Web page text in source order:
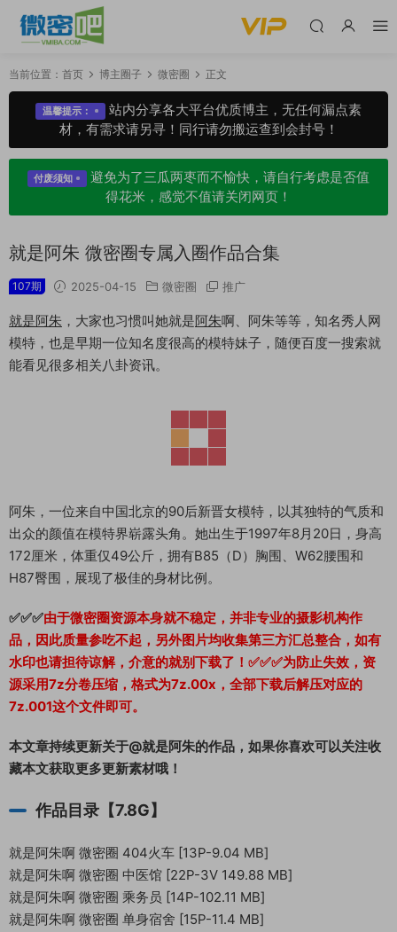
当前位置： 首页 博主圈子 微密圈 正文
温馨提示：
站内分享各大平台优质博主，无任何漏点素
材，有需求请另寻！同行请勿搬运查到会封号！
付废须知
避免为了三瓜两枣而不愉快，请自行考虑是否值
得花米，感觉不值请关闭网页！
就是阿朱 微密圈专属入圈作品合集
107期 2025-04-15 微密圈 推广
就是阿朱 ，大家也习惯叫她就是阿朱啊、阿朱等等，知名秀人网
模特，也是早期一位知名度很高的模特妹子，随便百度一搜索就
能看见很多相关八卦资讯。
阿朱，一位来自中国北京的90后新晋女模特，以其独特的气质和
出众的颜值在模特界崭露头角。她出生于1997年8月20日，身高
172厘米，体重仅49公斤，拥有B85（D）胸围、W62腰围和
H87臀围，展现了极佳的身材比例。
✅✅✅由于微密圈资源本身就不稳定，并非专业的摄影机构作
品，因此质量参吃不起，另外图片均收集第三方汇总整合，如有
水印也请担待谅解，介意的就别下载了！✅✅✅为防止失效，资
源采用7z分卷压缩，格式为7z.00x，全部下载后解压对应的
7z.001这个文件即可。
本文章持续更新关于@就是阿朱的作品，如果你喜欢可以关注收
藏本文获取更多更新素材哦！
作品目录【7.8G】
就是阿朱啊 微密圈 404火车 [13P-9.04 MB]
就是阿朱啊 微密圈 中医馆 [22P-3V 149.88 MB]
就是阿朱啊 微密圈 乘务员 [14P-102.11 MB]
就是阿朱啊 微密圈 单身宿舍 [15P-11.4 MB]